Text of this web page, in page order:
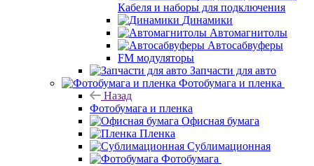
Кабеля и наборы для подключения
Динамики
Автомагнитолы
Автосабвуферы
FM модуляторы
Запчасти для авто
Фотобумага и пленка
Назад
Фотобумага и пленка
Офисная бумага
Пленка
Сублимационная
Фотобумага